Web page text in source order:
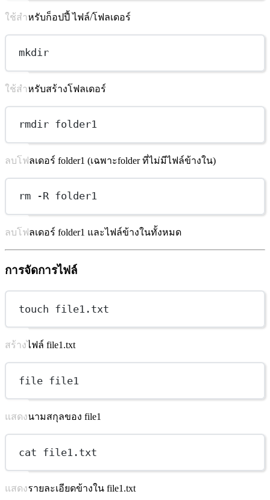
ใช้สำหรับก็อปปี้ ไฟล์/โฟลเดอร์
mkdir
ใช้สำหรับสร้างโฟลเดอร์
rmdir folder1
ลบโฟลเดอร์ folder1 (เฉพาะfolder ที่ไม่มีไฟล์ข้างใน)
rm -R folder1
ลบโฟลเดอร์ folder1 และไฟล์ข้างในทั้งหมด
การจัดการไฟล์
touch file1.txt
สร้างไฟล์ file1.txt
file file1
แสดงนามสกุลของ file1
cat file1.txt
แสดงรายละเอียดข้างใน file1.txt